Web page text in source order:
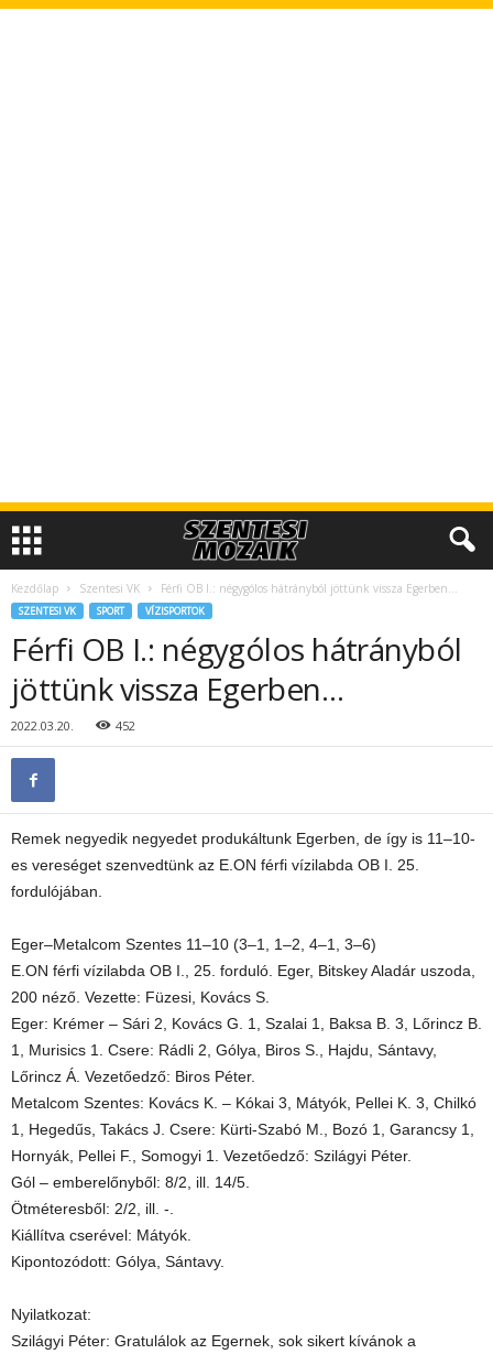
Kezdőlap Szentesi VK Férfi OB I.: négygólos hátrányból jöttünk vissza Egerben…
SZENTESI VK SPORT VÍZISPORTOK
Férfi OB I.: négygólos hátrányból
jöttünk vissza Egerben…
2022.03.20. 452
Remek negyedik negyedet produkáltunk Egerben, de így is 11–10-
es vereséget szenvedtünk az E.ON férfi vízilabda OB I. 25.
fordulójában.
Eger–Metalcom Szentes 11–10 (3–1, 1–2, 4–1, 3–6)
E.ON férfi vízilabda OB I., 25. forduló. Eger, Bitskey Aladár uszoda,
200 néző. Vezette: Füzesi, Kovács S.
Eger: Krémer – Sári 2, Kovács G. 1, Szalai 1, Baksa B. 3, Lőrincz B.
1, Murisics 1. Csere: Rádli 2, Gólya, Biros S., Hajdu, Sántavy,
Lőrincz Á. Vezetőedző: Biros Péter.
Metalcom Szentes: Kovács K. – Kókai 3, Mátyók, Pellei K. 3, Chilkó
1, Hegedűs, Takács J. Csere: Kürti-Szabó M., Bozó 1, Garancsy 1,
Hornyák, Pellei F., Somogyi 1. Vezetőedző: Szilágyi Péter.
Gól – emberelőnyből: 8/2, ill. 14/5.
Ötméteresből: 2/2, ill. -.
Kiállítva cserével: Mátyók.
Kipontozódott: Gólya, Sántavy.
Nyilatkozat:
Szilágyi Péter: Gratulálok az Egernek, sok sikert kívánok a